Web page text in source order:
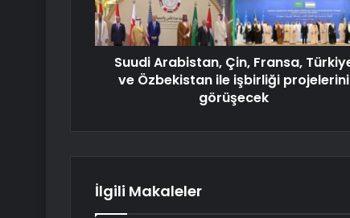
Suudi Arabistan, Çin, Fransa,
ve Özbekistan ile işbirliği projelerini
görüşecek
İlgili Makaleler